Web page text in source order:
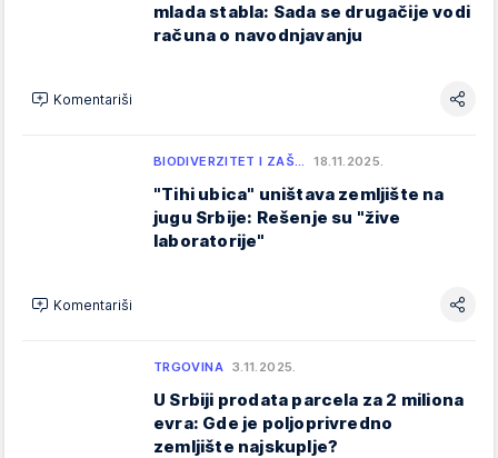
mlada stabla: Sada se drugačije vodi
računa o navodnjavanju
Komentariši
BIODIVERZITET I ZAŠ… 18.11.2025.
"Tihi ubica" uništava zemljište na
jugu Srbije: Rešenje su "žive
laboratorije"
Komentariši
TRGOVINA 3.11.2025.
U Srbiji prodata parcela za 2 miliona
evra: Gde je poljoprivredno
zemljište najskuplje?